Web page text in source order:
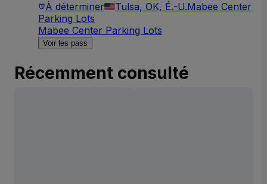
À déterminer Tulsa, OK, É.-U.Mabee Center
Parking Lots
Mabee Center Parking Lots
Voir les pass
Récemment consulté